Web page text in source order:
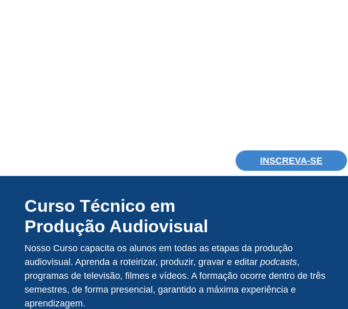
INSCREVA-SE
Curso Técnico em
Produção Audiovisual
Nosso Curso capacita os alunos em todas as etapas da produção
audiovisual. Aprenda a roteirizar, produzir, gravar e editar podcasts,
programas de televisão, filmes e vídeos. A formação ocorre dentro de três
semestres, de forma presencial, garantido a máxima experiência e
aprendizagem.